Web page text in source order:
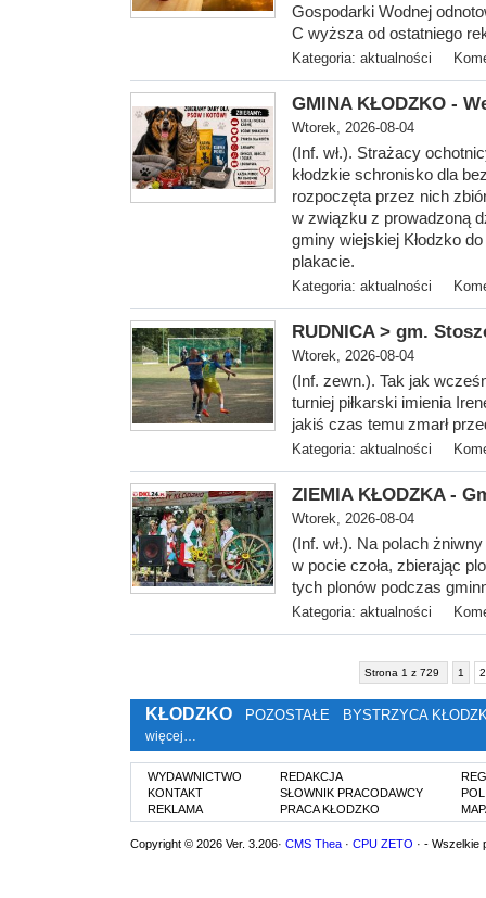
Gospodarki Wodnej
C wyższa od ostatniego
Kategoria: aktualności
GMINA KŁODZKO -
Wtorek, 2026-08-04
(Inf. wł.). Strażacy
kłodzkie schronisko dla
rozpoczęta przez nich
w związku z prowadzoną
gminy wiejskiej Kłodzko
plakacie.
Kategoria: aktualności
RUDNICA > gm.
Wtorek, 2026-08-04
(Inf. zewn.). Tak jak
turniej piłkarski imienia
jakiś czas temu zmarł
Kategoria: aktualności
ZIEMIA KŁODZKA -
Wtorek, 2026-08-04
(Inf. wł.). Na polach
w pocie czoła, zbierając
tych plonów podczas
Kategoria: aktualności
Strona 1 z 729 1 2
KŁODZKO POZOSTAŁE BYSTRZYCA
więcej…
WYDAWNICTWO
KONTAKT
REKLAMA
REDAKCJA
SŁOWNIK PRACODAWCY
PRACA KŁODZKO
Copyright © 2026 Ver. 3.206· CMS Thea · CPU ZETO · - Wszelkie